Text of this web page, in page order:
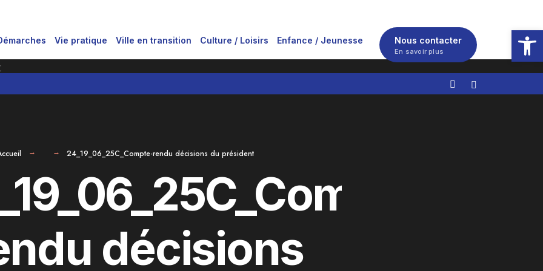
Vie pratique Ville en transition Culture / Loisirs Enfance / Jeunesse Nous contacter
En savoir plus
24_19_06_25C_Compte-rendu décisions du président
décisions
Ouvrir